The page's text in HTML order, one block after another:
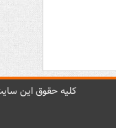
کليه حقوق اين